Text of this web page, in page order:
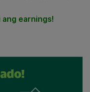
ang earnings!